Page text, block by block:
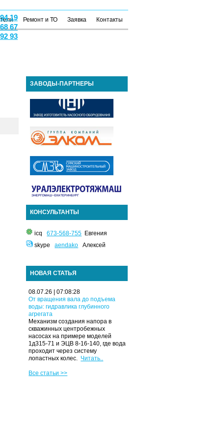
19
67
93
Ремонт и ТО Заявка Контакты
ЗАВОДЫ-ПАРТНЕРЫ
КОНСУЛЬТАНТЫ
icq673-568-755 Евгения
skypeaendako Алексей
НОВАЯ СТАТЬЯ
08.07.26 | 07:08:28
От вращения вала до подъема
воды: гидравлика глубинного
агрегата
Механизм создания напора в
скважинных центробежных
насосах на примере моделей
1д315-71 и ЭЦВ 8-16-140, где вода
проходит через систему
лопастных колес. Читать..
Все статьи >>